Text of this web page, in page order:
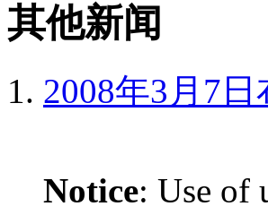
其他新闻
2008年3月7
Notice: Use of